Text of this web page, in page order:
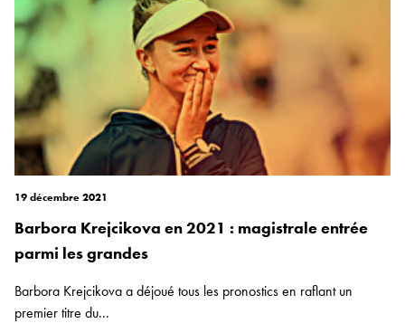
19 décembre 2021
Barbora Krejcikova en 2021 : magistrale entrée
parmi les grandes
Barbora Krejcikova a déjoué tous les pronostics en raflant un
premier titre du...